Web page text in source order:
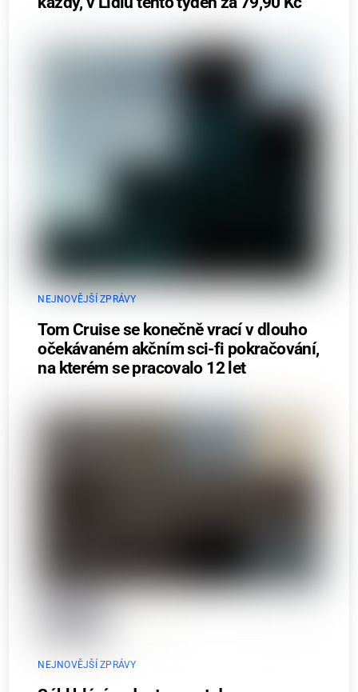
NEJNOVĚJŠÍ ZPRÁVY
Tom Cruise se konečně vrací v dlouho
očekávaném akčním sci-fi pokračování,
na kterém se pracovalo 12 let
NEJNOVĚJŠÍ ZPRÁVY